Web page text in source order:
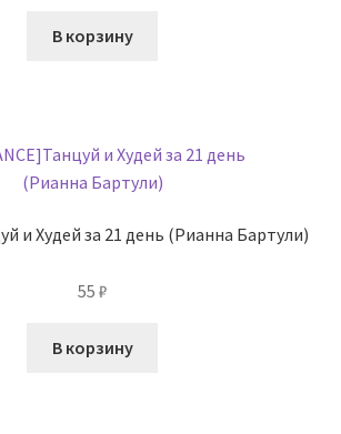
В корзину
и Худей за 21 день (Рианна Бартули)
55 ₽
В корзину